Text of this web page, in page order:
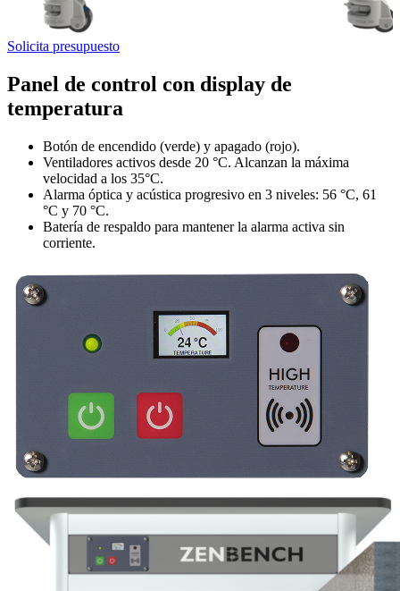
Solicita presupuesto
Panel de control con display de
temperatura
Botón de encendido (verde) y apagado (rojo).
Ventiladores activos desde 20 °C. Alcanzan la máxima
velocidad a los 35°C.
Alarma óptica y acústica progresivo en 3 niveles: 56 °C, 61
°C y 70 °C.
Batería de respaldo para mantener la alarma activa sin
corriente.